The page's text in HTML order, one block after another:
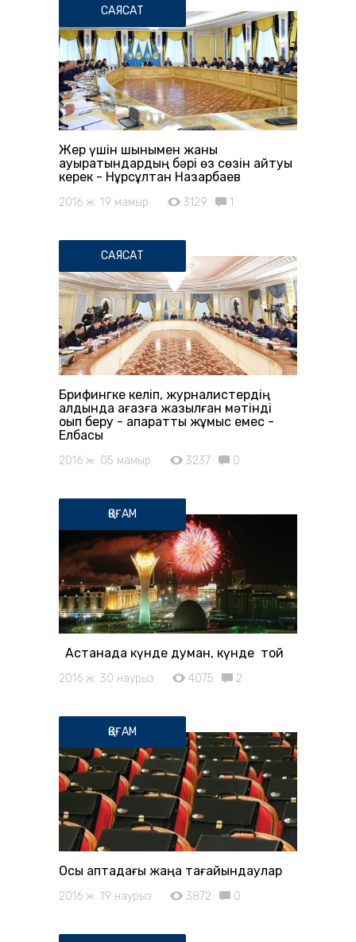
САЯСАТ
Жер үшін шынымен жаны
ауыратындардың бәрі өз сөзін айтуы
керек - Нұрсұлтан Назарбаев
2016 ж. 19 мамыр 3129 1
САЯСАТ
Брифингке келіп, журналистердің
алдында қағазға жазылған мәтінді
оқып беру - ақпараттық жұмыс емес -
Елбасы
2016 ж. 05 мамыр 3237 0
ҚОҒАМ
Астанада күнде думан, күнде той
2016 ж. 30 наурыз 4075 2
ҚОҒАМ
Осы аптадағы жаңа тағайындаулар
2016 ж. 19 наурыз 3872 0